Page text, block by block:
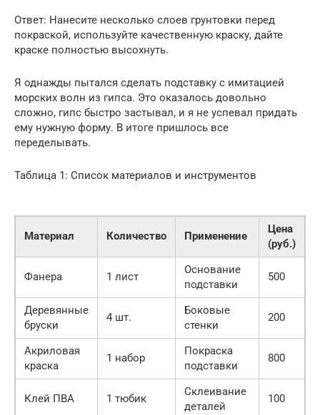
Ответ: Нанесите несколько слоев грунтовки перед
покраской, используйте качественную краску, дайте
краске полностью высохнуть.
Я однажды пытался сделать подставку с имитацией
морских волн из гипса. Это оказалось довольно
сложно, гипс быстро застывал, и я не успевал придать
ему нужную форму. В итоге пришлось все
переделывать.
Таблица 1: Список материалов и инструментов
Материал Количество Применение
Цена
(руб.)
Фанера 1 лист
Основание
подставки
500
Деревянные
бруски
4 шт.
Боковые
стенки
200
Акриловая
краска
1 набор
Покраска
подставки
800
Клей ПВА 1 тюбик
Склеивание
деталей
100